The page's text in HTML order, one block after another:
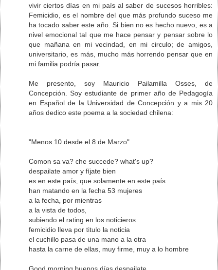
vivir ciertos días en mi país al saber de sucesos horribles:
Femicidio, es el nombre del que más profundo suceso me
ha tocado saber este año. Si bien no es hecho nuevo, es a
nivel emocional tal que me hace pensar y pensar sobre lo
que mañana en mi vecindad, en mi circulo; de amigos,
universitario, es más, mucho más horrendo pensar que en
mi familia podría pasar.
Me presento, soy Mauricio Pailamilla Osses, de
Concepción. Soy estudiante de primer año de Pedagogía
en Español de la Universidad de Concepción y a mis 20
años dedico este poema a la sociedad chilena:
"Menos 10 desde el 8 de Marzo"
Comon sa va? che succede? what's up?
despailate amor y fíjate bien
es en este país, que solamente en este país
han matando en la fecha 53 mujeres
a la fecha, por mientras
a la vista de todos,
subiendo el rating en los noticieros
femicidio lleva por titulo la noticia
el cuchillo pasa de una mano a la otra
hasta la carne de ellas, muy firme, muy a lo hombre